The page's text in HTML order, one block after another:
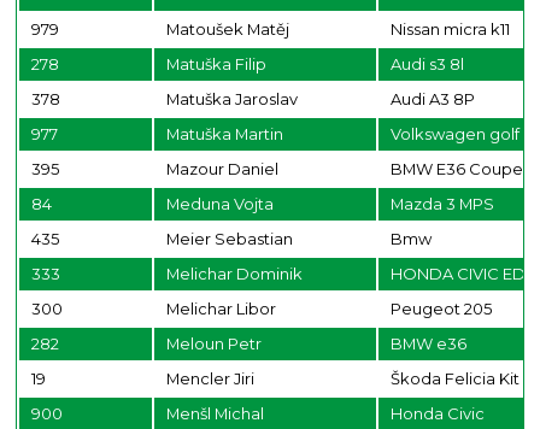
979
Matoušek Matěj
Nissan micra k11
278
Matuška Filip
Audi s3 8l
378
Matuška Jaroslav
Audi A3 8P
977
Matuška Martin
Volkswagen golf
395
Mazour Daniel
BMW E36 Coupe
84
Meduna Vojta
Mazda 3 MPS
435
Meier Sebastian
Bmw
333
Melichar Dominik
HONDA CIVIC ED
300
Melichar Libor
Peugeot 205
282
Meloun Petr
BMW e36
19
Mencler Jiri
Škoda Felicia Kit
900
Menšl Michal
Honda Civic